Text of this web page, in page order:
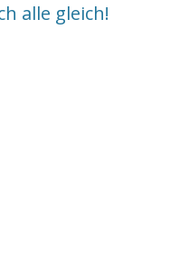
alle gleich!